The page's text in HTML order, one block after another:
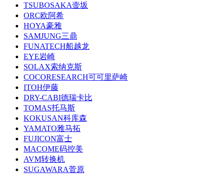
TSUBOSAKA壸坂
ORC欧阿希
HOYA豪雅
SAMJUNG三鼎
FUNATECH船越龙
EYE岩崎
SOLAX索纳克斯
COCORESEARCH可可里萨崎
ITOH伊藤
DRY-CABI德瑞卡比
TOMAS托马斯
KOKUSAN科库森
YAMATO雅马拓
FUJICON富士
MACOME码控美
AVM转换机
SUGAWARA菅原